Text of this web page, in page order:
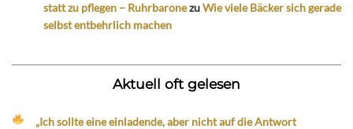
statt zu pflegen – RuhrbaronezuWie viele Bäcker sich gerade
selbst entbehrlich machen
Aktuell oft gelesen
„Ich sollte eine einladende, aber nicht auf die Antwort